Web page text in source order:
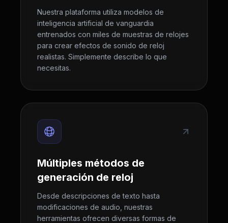
Nuestra plataforma utiliza modelos de
inteligencia artificial de vanguardia
entrenados con miles de muestras de relojes
para crear efectos de sonido de reloj
realistas. Simplemente describe lo que
necesitas.
Múltiples métodos de
generación de reloj
Desde descripciones de texto hasta
modificaciones de audio, nuestras
herramientas ofrecen diversas formas de